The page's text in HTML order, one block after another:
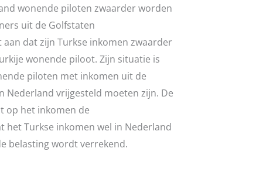
wonende piloten zwaarder worden
uit de Golfstaten
dat zijn Turkse inkomen zwaarder
wonende piloot. Zijn situatie is
piloten met inkomen uit de
Nederland vrijgesteld moeten zijn. De
op het inkomen de
Turkse inkomen wel in Nederland
belasting wordt verrekend.